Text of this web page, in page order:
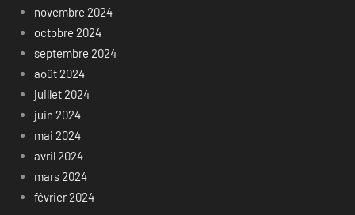
novembre 2024
octobre 2024
septembre 2024
août 2024
juillet 2024
juin 2024
mai 2024
avril 2024
mars 2024
février 2024